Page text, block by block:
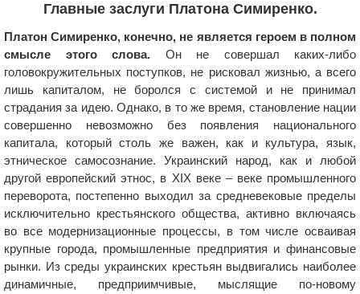
Главные заслуги Платона Симиренко.
Платон Симиренко, конечно, не является героем в полном
смысле этого слова. Он не совершал каких-либо
головокружительных поступков, не рисковал жизнью, а всего
лишь капиталом, не боролся с системой и не принимал
страдания за идею. Однако, в то же время, становление нации
совершенно невозможно без появления национального
капитала, который столь же важен, как и культура, язык,
этническое самосознание. Украинский народ, как и любой
другой европейский этнос, в XIX веке – веке промышленного
переворота, постепенно выходил за средневековые пределы
исключительно крестьянского общества, активно включаясь
во все модернизационные процессы, в том числе осваивая
крупные города, промышленные предприятия и финансовые
рынки. Из среды украинских крестьян выдвигались наиболее
динамичные, предприимчивые, мыслящие по-новому